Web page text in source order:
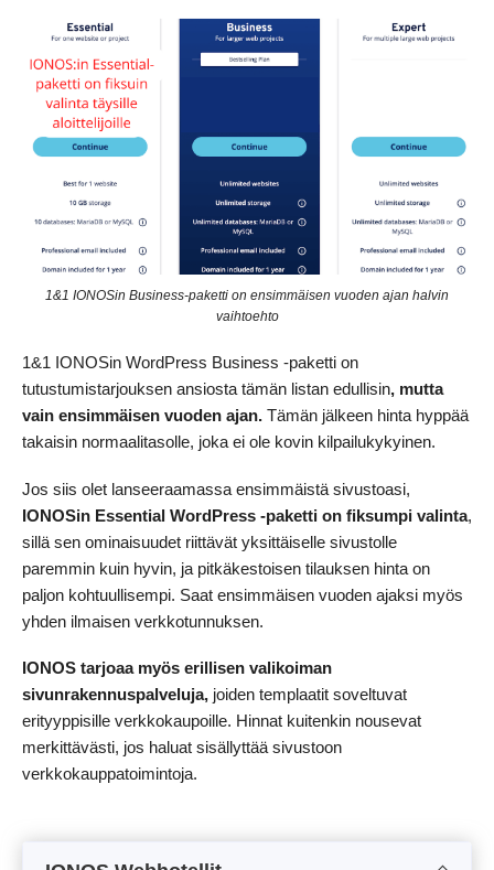
1&1 IONOSin Business-paketti on ensimmäisen vuoden ajan halvin
vaihtoehto
1&1 IONOSin WordPress Business -paketti on
tutustumistarjouksen ansiosta tämän listan edullisin, mutta
vain ensimmäisen vuoden ajan. Tämän jälkeen hinta hyppää
takaisin normaalitasolle, joka ei ole kovin kilpailukykyinen.
Jos siis olet lanseeraamassa ensimmäistä sivustoasi,
IONOSin Essential WordPress -paketti on fiksumpi valinta,
sillä sen ominaisuudet riittävät yksittäiselle sivustolle
paremmin kuin hyvin, ja pitkäkestoisen tilauksen hinta on
paljon kohtuullisempi. Saat ensimmäisen vuoden ajaksi myös
yhden ilmaisen verkkotunnuksen.
IONOS tarjoaa myös erillisen valikoiman
sivunrakennuspalveluja, joiden templaatit soveltuvat
erityyppisille verkkokaupoille. Hinnat kuitenkin nousevat
merkittävästi, jos haluat sisällyttää sivustoon
verkkokauppatoimintoja.